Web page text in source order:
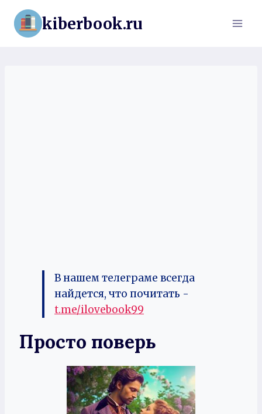
Перейти
содержимому
kiberbook.ru
В нашем телеграме всегда
найдется, что почитать -
t.me/ilovebook99
Просто поверь